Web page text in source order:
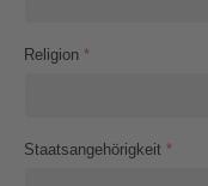
Religion *
Staatsangehörigkeit *